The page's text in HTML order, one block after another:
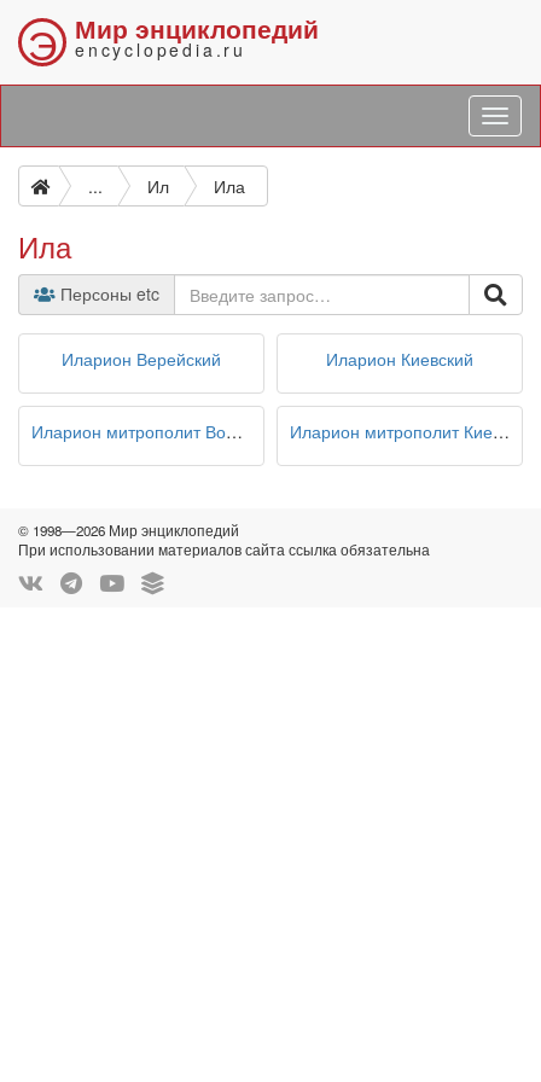
Э Мир энциклопедий
encyclopedia.ru
... Ил Ила
Ила
Персоны etc
Иларион Верейский Иларион Киевский
Иларион митрополит Волоколамский Иларион митрополит Киевский и всея Руси
© 1998—2026 Мир энциклопедий
При использовании материалов сайта ссылка обязательна